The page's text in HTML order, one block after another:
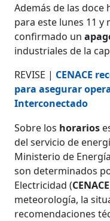
Además de las doce
para este lunes 11 y
confirmado un
industriales de la
REVISE | CENACE
para asegurar
Interconectado
Sobre los horarios
del servicio de
Ministerio de
son determinados
Electricidad (CENACE
meteorología, la
recomendaciones